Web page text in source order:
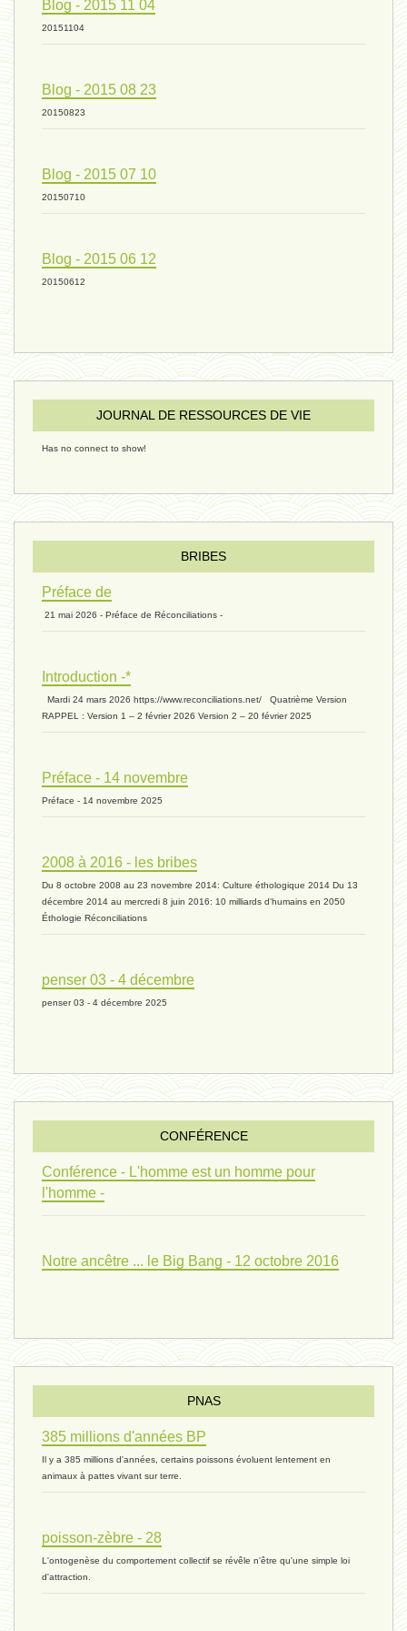
mode de production industriel 01 -
humain 06 - 6 août 2024
sous-groupe humain - 27 juillet
riche - 25 juillet 2024
Introduction V1 - 6 juin 2024
extinction 07 - 18 mai 2024
biomasse - 10 mai 2024*
univers 11 - 28 mars 2024*
penser 01 - 9 février 2024 *
univers 09 V4 - 26 janvier 2024 *
monogamie 03 - 21 novembre 2023 *
évolution 06 - 9 novembre 2023 *
Blog - 2015 11 04
20151104
Blog - 2015 08 23
20150823
Blog - 2015 07 10
20150710
Blog - 2015 06 12
20150612
JOURNAL DE RESSOURCES DE VIE
Has no connect to show!
BRIBES
Préface de
21 mai 2026 - Préface de Réconciliations -
Introduction -*
Mardi 24 mars 2026 https://www.reconciliations.net/ Quatrième Version
RAPPEL : Version 1 – 2 février 2026 Version 2 – 20 février 2025
Préface - 14 novembre
Préface - 14 novembre 2025
2008 à 2016 - les bribes
Du 8 octobre 2008 au 23 novembre 2014: Culture éthologique 2014 Du 13
décembre 2014 au mercredi 8 juin 2016: 10 milliards d'humains en 2050
Éthologie Réconciliations
penser 03 - 4 décembre
penser 03 - 4 décembre 2025
CONFÉRENCE
Conférence - L'homme est un homme pour
l'homme -
Notre ancêtre ... le Big Bang - 12 octobre 2016
PNAS
385 millions d'années BP
Il y a 385 millions d'années, certains poissons évoluent lentement en
animaux à pattes vivant sur terre.
poisson-zèbre - 28
L'ontogenèse du comportement collectif se révêle n'être qu'une simple loi
d'attraction.